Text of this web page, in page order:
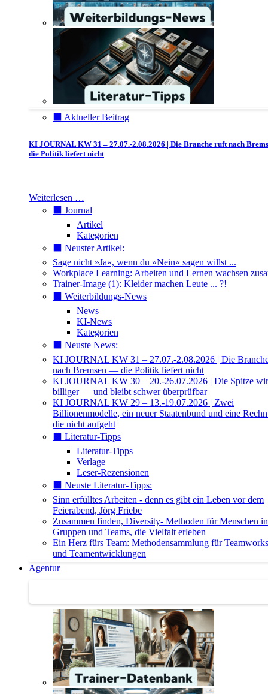
⬛️ Aktueller Beitrag
KI JOURNAL KW 31 – 27.07.-2.08.2026 | Die Branche ruft nach
die Politik liefert nicht
Weiterlesen …
⬛️ Journal
Artikel
Kategorien
⬛️ Neuster Artikel:
Sage nicht »Ja«, wenn du »Nein« sagen willst ...
Workplace Learning: Arbeiten und Lernen wachsen
Trainer-Image (1): Kleider machen Leute ... ?!
⬛️ Weiterbildungs-News
News
KI-News
Kategorien
⬛️ Neuste News:
KI JOURNAL KW 31 – 27.07.-2.08.2026 | Die
nach Bremsen — die Politik liefert nicht
KI JOURNAL KW 30 – 20.-26.07.2026 | Die Spitze
billiger — und bleibt schwer überprüfbar
KI JOURNAL KW 29 – 13.-19.07.2026 | Zwei
Billionenmodelle, ein neuer Staatenbund und eine
die nicht aufgeht
⬛️ Literatur-Tipps
Literatur-Tipps
Verlage
Leser-Rezensionen
⬛️ Neuste Literatur-Tipps:
Sinn erfülltes Arbeiten - denn es gibt ein Leben vor dem
Feierabend, Jörg Friebe
Zusammen finden, Diversity- Methoden für Menschen in
Gruppen und Teams, die Vielfalt erleben
Ein Herz fürs Team: Methodensammlung für
und Teamentwicklungen
Agentur